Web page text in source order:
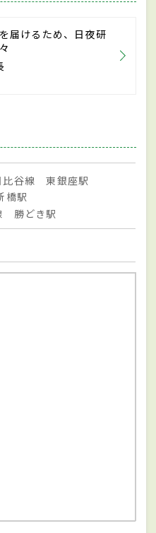
届けるため、日夜研
比谷線 東銀座駅
橋駅
勝どき駅